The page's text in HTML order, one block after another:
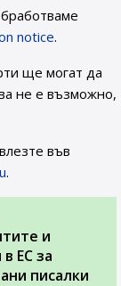
notice.
ще могат да
не е възможно,
във
.
и
ЕС за
писалки